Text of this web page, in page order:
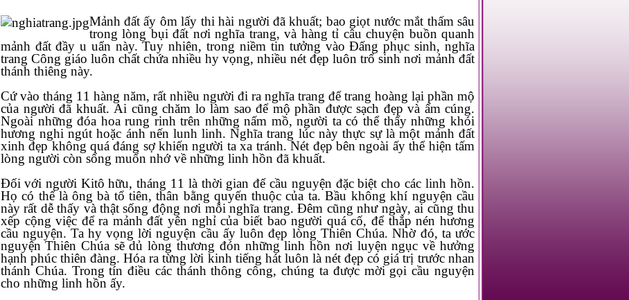
Mảnh đất ấy ôm lấy thi hài người đã khuất; bao giọt nước mắt thấm sâu
trong lòng bụi đất nơi nghĩa trang, và hàng tỉ câu chuyện buồn quanh
mảnh đất đầy u uẩn này. Tuy nhiên, trong niềm tin tưởng vào Đấng phục sinh, nghĩa
trang Công giáo luôn chất chứa nhiều hy vọng, nhiều nét đẹp luôn trổ sinh nơi mảnh đất
thánh thiêng này.
Cứ vào tháng 11 hàng năm, rất nhiều người đi ra nghĩa trang để trang hoàng lại phần mộ
của người đã khuất. Ai cũng chăm lo làm sao để mộ phần được sạch đẹp và ấm cúng.
Ngoài những đóa hoa rung rinh trên những nấm mồ, người ta có thể thấy những khói
hương nghi ngút hoặc ánh nến lunh linh. Nghĩa trang lúc này thực sự là một mảnh đất
xinh đẹp không quá đáng sợ khiến người ta xa tránh. Nét đẹp bên ngoài ấy thể hiện tấm
lòng người còn sống muốn nhớ về những linh hồn đã khuất.
Đối với người Kitô hữu, tháng 11 là thời gian để cầu nguyện đặc biệt cho các linh hồn.
Họ có thể là ông bà tổ tiên, thân bằng quyến thuộc của ta. Bầu không khí nguyện cầu
này rất dễ thấy và thật sống động nơi mỗi nghĩa trang. Đêm cũng như ngày, ai cũng thu
xếp cộng việc để ra mảnh đất yên nghỉ của biết bao người quá cố, để thắp nén hương
cầu nguyện. Ta hy vọng lời nguyện cầu ấy luôn đẹp lòng Thiên Chúa. Nhờ đó, ta ước
nguyện Thiên Chúa sẽ dủ lòng thương đón những linh hồn nơi luyện ngục về hưởng
hạnh phúc thiên đàng. Hóa ra từng lời kinh tiếng hát luôn là nét đẹp có giá trị trước nhan
thánh Chúa. Trong tín điều các thánh thông công, chúng ta được mời gọi cầu nguyện
cho những linh hồn ấy.